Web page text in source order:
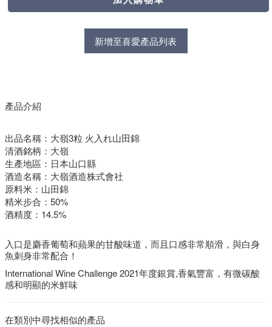
新增至喜愛產品列表
產品介紹
出品名稱：大嶺3粒 火入れ山田錦
清酒銘柄： 大嶺
生產地區：日本山口縣
酒造名稱：大嶺酒造株式會社
原料米：山田錦
精米步合：50%
酒精度：14.5%
入口是麝香葡萄和蘋果的甘酸味道，而且口感非常順滑，與白身
魚刺身非常配合 ！
International Wine Challenge 2021年度銀賞,香氣豐富，有微碳酸
感和明顯的米鮮味
在類別中尋找相似的產品